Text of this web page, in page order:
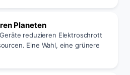
Planeten
reduzieren Elektroschrott
Eine Wahl, eine grünere